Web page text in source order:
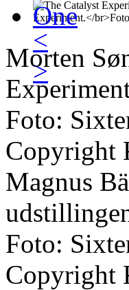
<
>
One
Morten
Foto:
Copyright
Magnus
Foto:
Copyright